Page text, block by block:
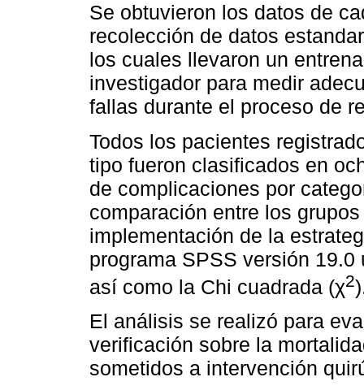
Se obtuvieron los datos de
recolección de datos
los cuales llevaron un
investigador para medir
fallas durante el proceso de
Todos los pacientes
tipo fueron clasificados en
de complicaciones por
comparación entre los
implementación de la
programa SPSS versión
así como la Chi cuadrada (χ2
El análisis se realizó para
verificación sobre la
sometidos a intervención